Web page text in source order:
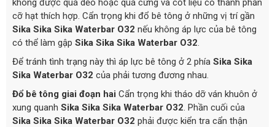
cỡ hạt thích hợp. Cẩn trọng khi đổ bê tông ở những vị trí gần
Sika Sika Sika Waterbar O32 nếu không áp lực của bê tông
có thể làm gập Sika Sika Sika Waterbar O32
Để tránh tình trạng này thì áp lực bê tông ở 2 phía Sika Sika
Sika Waterbar O32 của phải tương đương nhau.
Đổ bê tông giai đoạn hai Cẩn trọng khi tháo dỡ ván khuôn ở
xung quanh Sika Sika Sika Waterbar O32 . Phần cuối của
Sika Sika Sika Waterbar O32 phải được kiển tra cẩn thận